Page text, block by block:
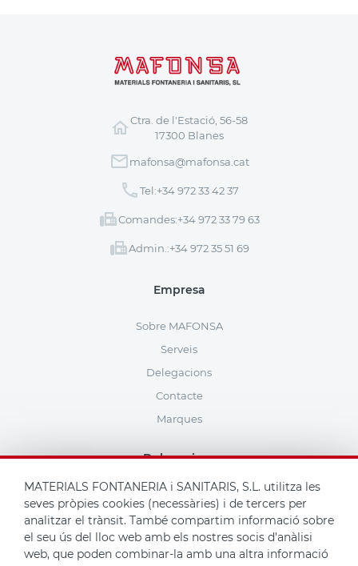
Ctra. de l'Estació, 56-58
17300 Blanes
mafonsa@mafonsa.cat
Tel:+34 972 33 42 37
Comandes:+34 972 33 79 63
Admin.:+34 972 35 51 69
Empresa
Sobre MAFONSA
Serveis
Delegacions
Contacte
Marques
Delegacions
Si tens qualsevol dubte, no dubtis a seleccionar la teva botiga més
propera i contactar amb nosaltres.
MATERIALS FONTANERIA i SANITARIS, S.L. utilitza les
seves pròpies cookies (necessàries) i de tercers per
analitzar el trànsit. També compartim informació sobre
el seu ús del lloc web amb els nostres socis d'anàlisi
web, que poden combinar-la amb una altra informació